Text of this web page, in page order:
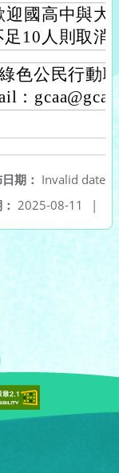
迎國高中與大
10人則取消
色公民行動
：
期： Invalid date
2025-08-11 |